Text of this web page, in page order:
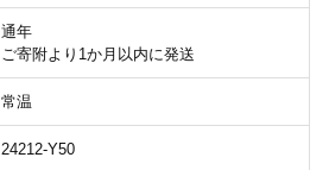
通年
ご寄附より1か月以内に発送
常温
24212-Y50